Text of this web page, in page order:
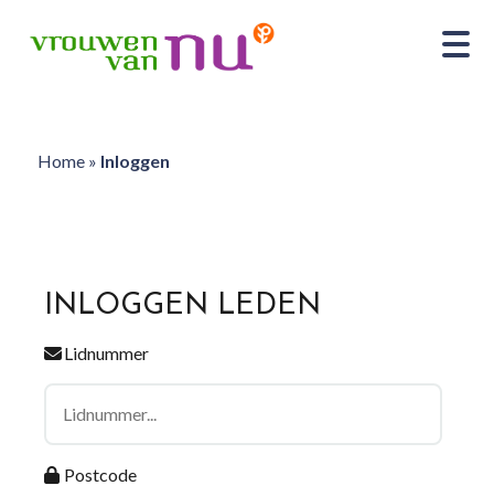
Home» Inloggen
INLOGGEN LEDEN
Lidnummer
Postcode